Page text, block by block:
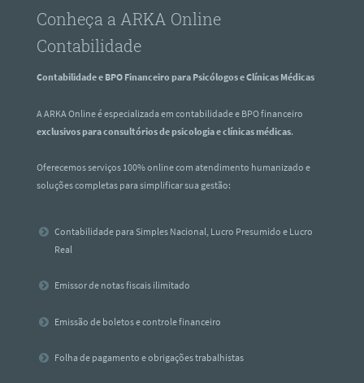
Conheça a ARKA Online
Contabilidade
Contabilidade e BPO Financeiro para Psicólogos e Clínicas Médicas
A ARKA Online é especializada em contabilidade e BPO financeiro
exclusivos para consultórios de psicologia e clínicas médicas.
Oferecemos serviços 100% online com atendimento humanizado e
soluções completas para simplificar sua gestão:
Contabilidade para Simples Nacional, Lucro Presumido e Lucro
Real
Emissor de notas fiscais ilimitado
Emissão de boletos e controle financeiro
Folha de pagamento e obrigações trabalhistas